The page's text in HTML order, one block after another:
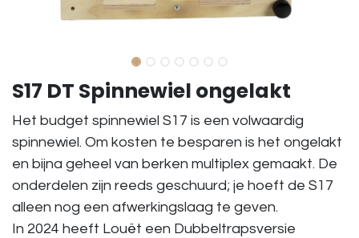
S17 DT Spinnewiel ongelakt
Het budget spinnewiel S17 is een volwaardig
spinnewiel. Om kosten te besparen is het ongelakt
en bijna geheel van berken multiplex gemaakt. De
onderdelen zijn reeds geschuurd; je hoeft de S17
alleen nog een afwerkingslaag te geven.
In 2024 heeft Louët een Dubbeltrapsversie